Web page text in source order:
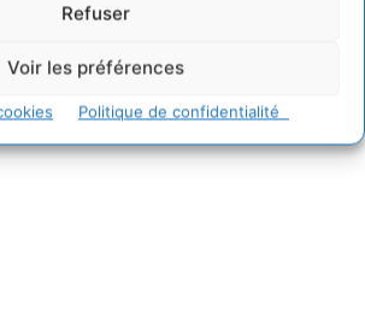
Refuser
Voir les préférences
Politique de confidentialité